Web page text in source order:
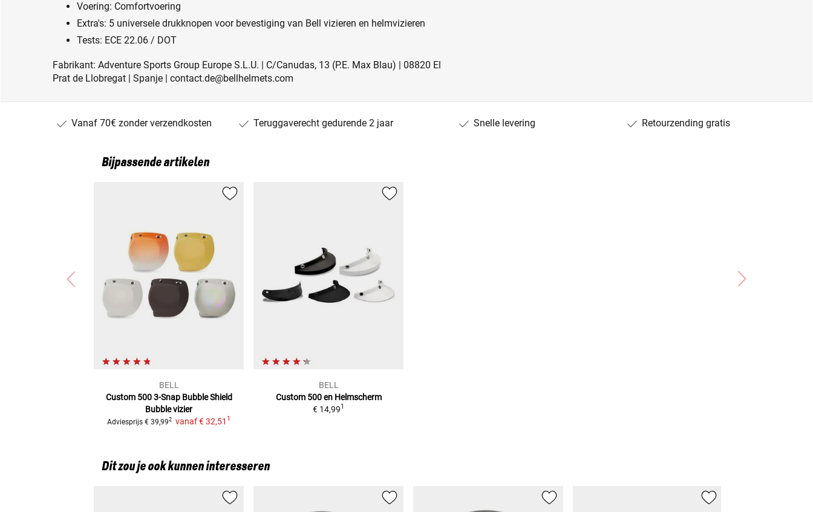
Voering: Comfortvoering
Extra's: 5 universele drukknopen voor bevestiging van Bell vizieren en helmvizieren
Tests: ECE 22.06 / DOT
Fabrikant: Adventure Sports Group Europe S.L.U. | C/Canudas, 13 (P.E. Max Blau) | 08820 El
Prat de Llobregat | Spanje | contact.de@bellhelmets.com
Vanaf 70€ zonder verzendkosten Teruggaverecht gedurende 2 jaar Snelle levering Retourzending gratis
Bijpassende artikelen
BELL
Custom 500 3-Snap Bubble Shield
Bubble vizier
Adviesprijs € 39,992 vanaf€ 32,51 1
BELL
Custom 500 en Helmscherm
€ 14,991
Dit zou je ook kunnen interesseren